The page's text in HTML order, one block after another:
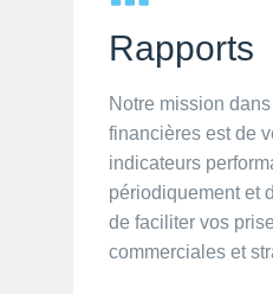
Rapports
Notre mission
financières est de
indicateurs
périodiquement et
de faciliter vos
commerciales et